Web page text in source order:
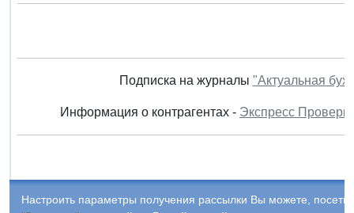
Подписка на журналы "Актуальная
Информация о контрагентах - Экспресс
Настроить параметры получения рассылки Вы можете,